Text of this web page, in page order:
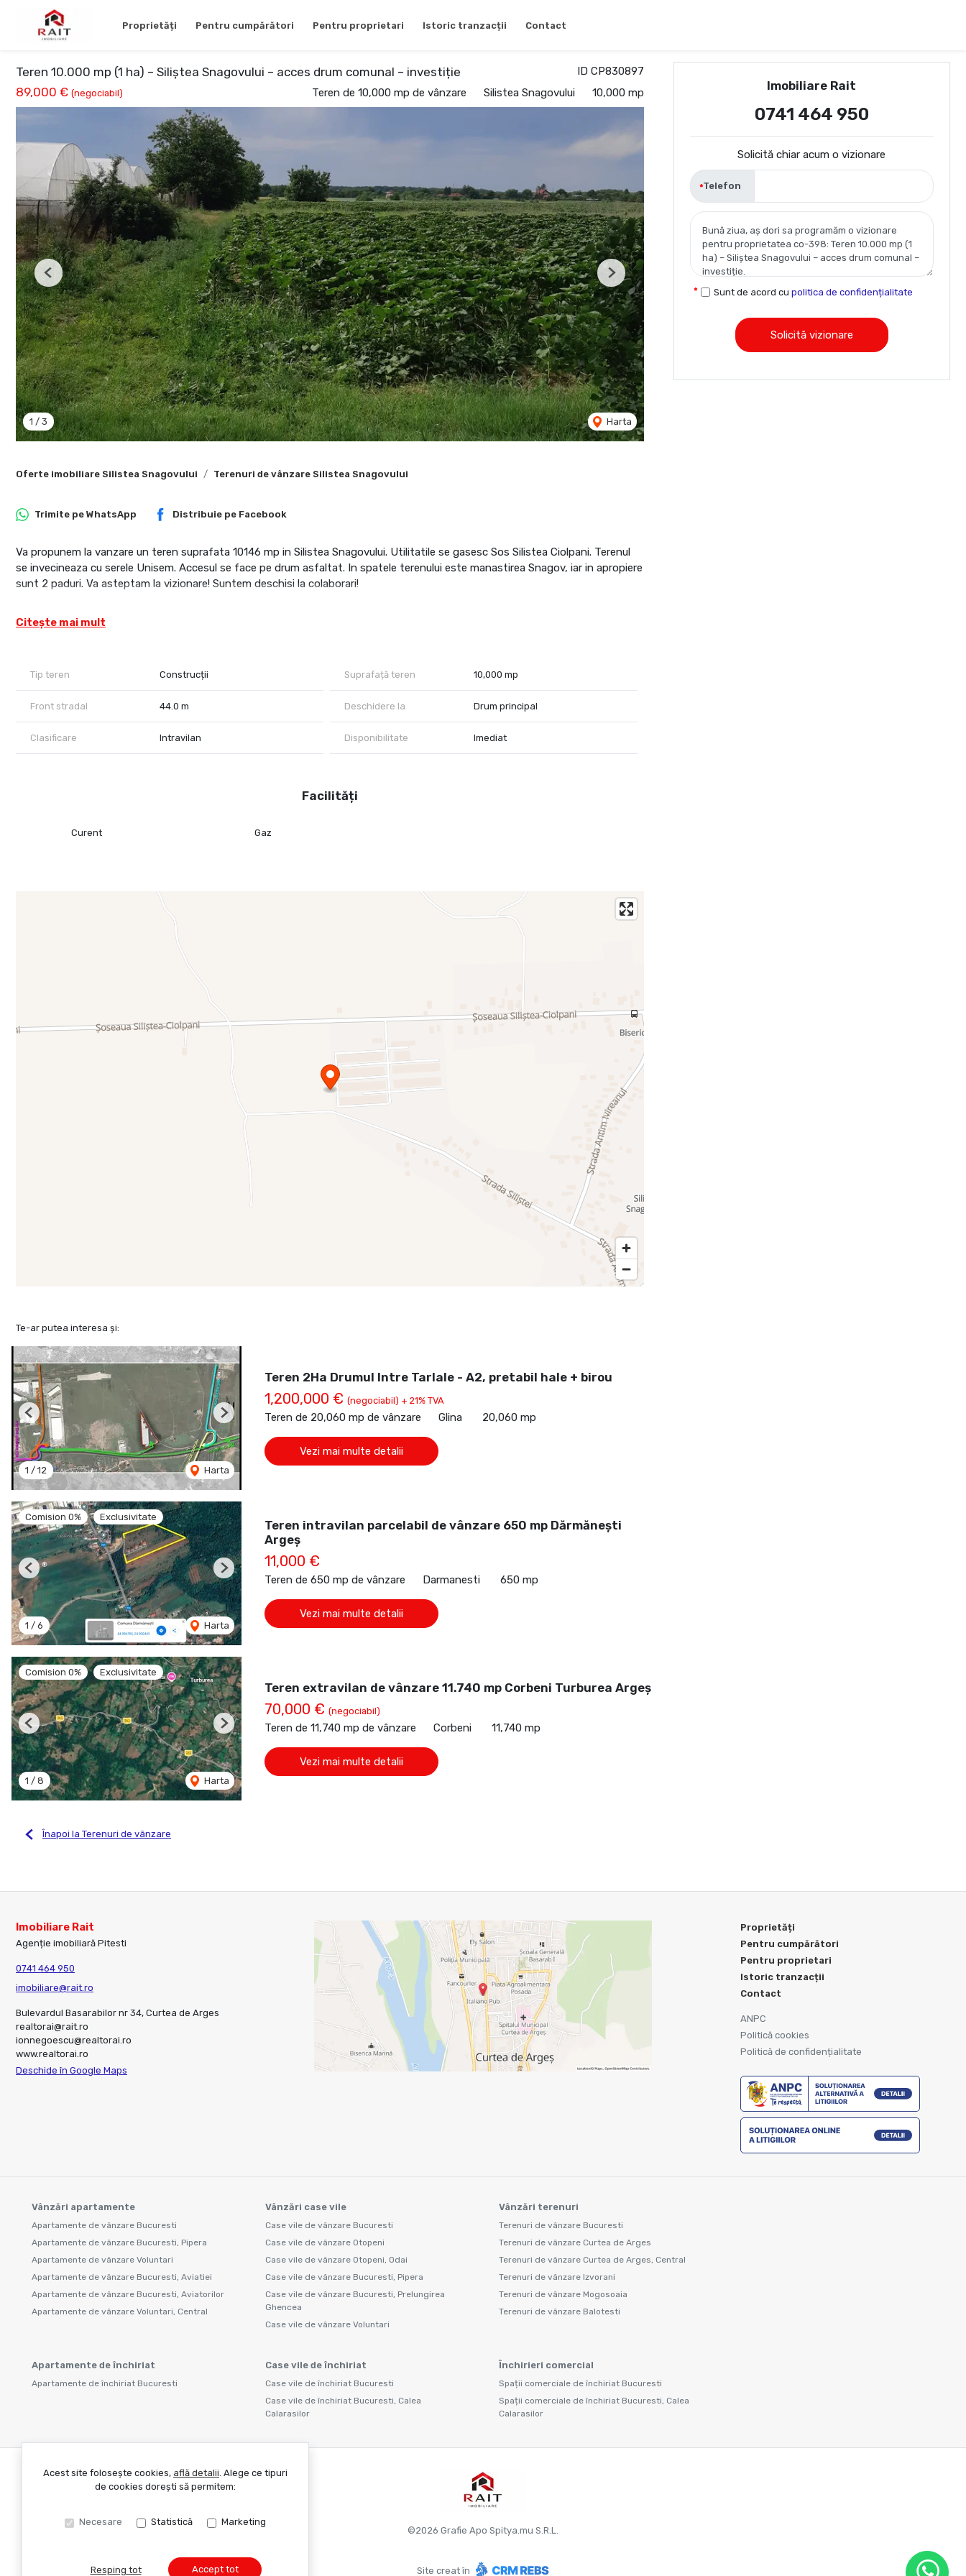
Proprietăți Pentru cumpărători Pentru proprietari Istoric tranzacții Contact
ID CP830897
Teren 10.000 mp (1 ha) – Siliștea Snagovului – acces drum comunal – investiție
89,000 € (negociabil) Teren de 10,000 mp de vânzare Silistea Snagovului 10,000 mp
1 / 3 Harta
Previous Next
Oferte imobiliare Silistea Snagovului Terenuri de vânzare Silistea Snagovului
Trimite pe WhatsApp Distribuie pe Facebook
Va propunem la vanzare un teren suprafata 10146 mp in Silistea Snagovului. Utilitatile se gasesc Sos Silistea Ciolpani. Terenul
se invecineaza cu serele Unisem. Accesul se face pe drum asfaltat. In spatele terenului este manastirea Snagov, iar in apropiere
sunt 2 paduri. Va asteptam la vizionare! Suntem deschisi la colaborari!
Citește mai mult
Tip teren Construcții Suprafață teren 10,000 mp
Front stradal 44.0 m Deschidere la Drum principal
Clasificare Intravilan Disponibilitate Imediat
Facilități
Curent Gaz
Imobiliare Rait
0741 464 950
Solicită chiar acum o vizionare
Telefon
Sunt de acord cu politica de confidențialitate
Solicită vizionare
Te-ar putea interesa și:
1 / 12 Harta
Previous Next
Teren 2Ha Drumul Intre Tarlale - A2, pretabil hale + birou
1,200,000 € (negociabil) + 21% TVA
Teren de 20,060 mp de vânzare Glina 20,060 mp
Vezi mai multe detalii
Comision 0% Exclusivitate
1 / 6 Harta
Previous Next
Teren intravilan parcelabil de vânzare 650 mp Dărmănești
Argeș
11,000 €
Teren de 650 mp de vânzare Darmanesti 650 mp
Vezi mai multe detalii
Comision 0% Exclusivitate
1 / 8 Harta
Previous Next
Teren extravilan de vânzare 11.740 mp Corbeni Turburea Argeș
70,000 € (negociabil)
Teren de 11,740 mp de vânzare Corbeni 11,740 mp
Vezi mai multe detalii
Înapoi la Terenuri de vânzare
Imobiliare Rait
Agenție imobiliară Pitesti
0741 464 950
imobiliare@rait.ro
Bulevardul Basarabilor nr 34, Curtea de Arges
realtorai@rait.ro
ionnegoescu@realtorai.ro
www.realtorai.ro
Deschide în Google Maps
Proprietăți
Pentru cumpărători
Pentru proprietari
Istoric tranzacții
Contact
ANPC
Politică cookies
Politică de confidențialitate
Vânzări apartamente
Apartamente de vânzare Bucuresti
Apartamente de vânzare Bucuresti, Pipera
Apartamente de vânzare Voluntari
Apartamente de vânzare Bucuresti, Aviatiei
Apartamente de vânzare Bucuresti, Aviatorilor
Apartamente de vânzare Voluntari, Central
Vânzări case vile
Case vile de vânzare Bucuresti
Case vile de vânzare Otopeni
Case vile de vânzare Otopeni, Odai
Case vile de vânzare Bucuresti, Pipera
Case vile de vânzare Bucuresti, Prelungirea
Ghencea
Case vile de vânzare Voluntari
Vânzări terenuri
Terenuri de vânzare Bucuresti
Terenuri de vânzare Curtea de Arges
Terenuri de vânzare Curtea de Arges, Central
Terenuri de vânzare Izvorani
Terenuri de vânzare Mogosoaia
Terenuri de vânzare Balotesti
Apartamente de închiriat
Apartamente de închiriat Bucuresti
Case vile de închiriat
Case vile de închiriat Bucuresti
Case vile de închiriat Bucuresti, Calea
Calarasilor
Închirieri comercial
Spații comerciale de închiriat Bucuresti
Spații comerciale de închiriat Bucuresti, Calea
Calarasilor
©2026 Grafie Apo Spitya.mu S.R.L.
Site creat în
Acest site folosește cookies, află detalii. Alege ce tipuri
de cookies dorești să permitem:
Necesare Statistică Marketing
Resping tot Accept tot